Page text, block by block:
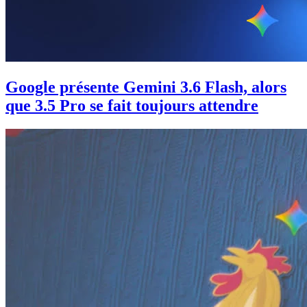
Google présente Gemini 3.6 Flash, alors
que 3.5 Pro se fait toujours attendre